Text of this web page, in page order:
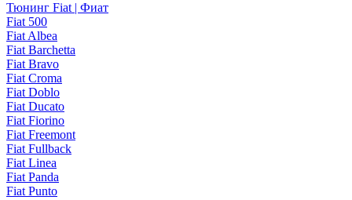
Тюнинг Fiat | Фиат
Fiat 500
Fiat Albea
Fiat Barchetta
Fiat Bravo
Fiat Croma
Fiat Doblo
Fiat Ducato
Fiat Fiorino
Fiat Freemont
Fiat Fullback
Fiat Linea
Fiat Panda
Fiat Punto